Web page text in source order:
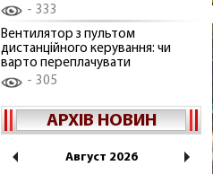
333
Вентилятор з пультом
дистанційного керування: чи
варто переплачувати
305
АРХІВ НОВИН
Август 2026